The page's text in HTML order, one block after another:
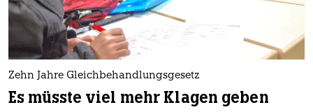
Zehn Jahre Gleichbehandlungsgesetz
Es müsste viel mehr Klagen geben